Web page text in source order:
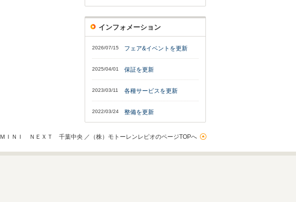
インフォメーション
2026/07/15 フェア&イベントを更新
2025/04/01 保証を更新
2023/03/11 各種サービスを更新
2022/03/24 整備を更新
ＭＩＮＩ ＮＥＸＴ 千葉中央 ／（株）モトーレンレピオのページTOPへ